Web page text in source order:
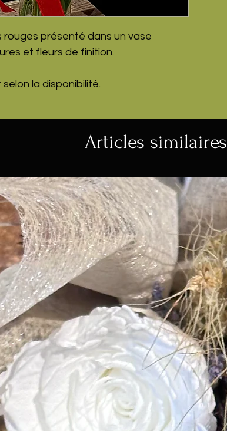
rouges présenté dans un vase
et fleurs de finition.
la disponibilité.
Articles similaires